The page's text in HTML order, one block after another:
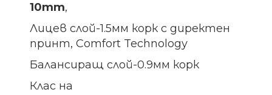
10mm,
Лицев слой-1.5мм корк с директен
принт, Comfort Technology
Балансиращ слой-0.9мм корк
Клас на